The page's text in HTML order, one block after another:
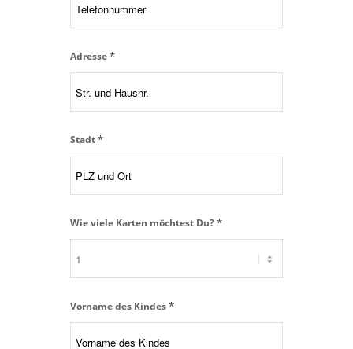
Adresse*
Stadt*
Wie viele Karten möchtest Du?*
Vorname des Kindes*